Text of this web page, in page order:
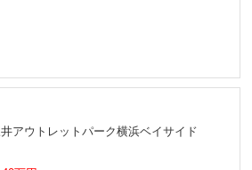
アウトレットパーク横浜ベイサイド